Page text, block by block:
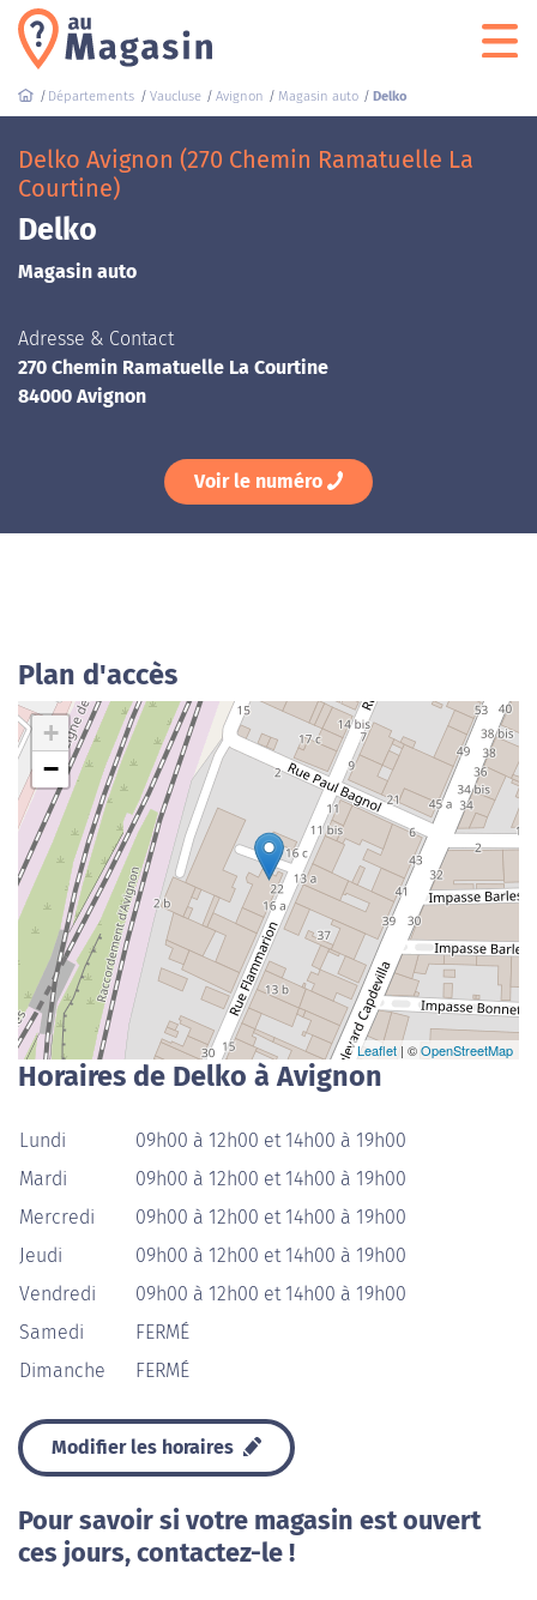
Départements Vaucluse Avignon Magasin auto Delko
Delko Avignon (270 Chemin Ramatuelle La
Courtine)
Delko
Magasin auto
Adresse & Contact
270 Chemin Ramatuelle La Courtine
84000 Avignon
Voir le numéro
Plan d'accès
+
−
Leaflet | ©OpenStreetMap
Horaires de Delko à Avignon
Lundi
09h00 à 12h00 et 14h00 à 19h00
Mardi
09h00 à 12h00 et 14h00 à 19h00
Mercredi
09h00 à 12h00 et 14h00 à 19h00
Jeudi
09h00 à 12h00 et 14h00 à 19h00
Vendredi
09h00 à 12h00 et 14h00 à 19h00
Samedi
FERMÉ
Dimanche
FERMÉ
Modifier les horaires
Pour savoir si votre magasin est ouvert
ces jours, contactez-le !